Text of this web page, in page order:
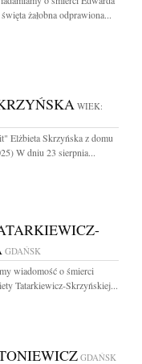
żałobna odprawiona...
WIEK:
Elżbieta Skrzyńska z domu
W dniu 23 sierpnia...
GDAŃSK
wiadomość o śmierci
Tatarkiewicz-Skrzyńskiej...
GDAŃSK